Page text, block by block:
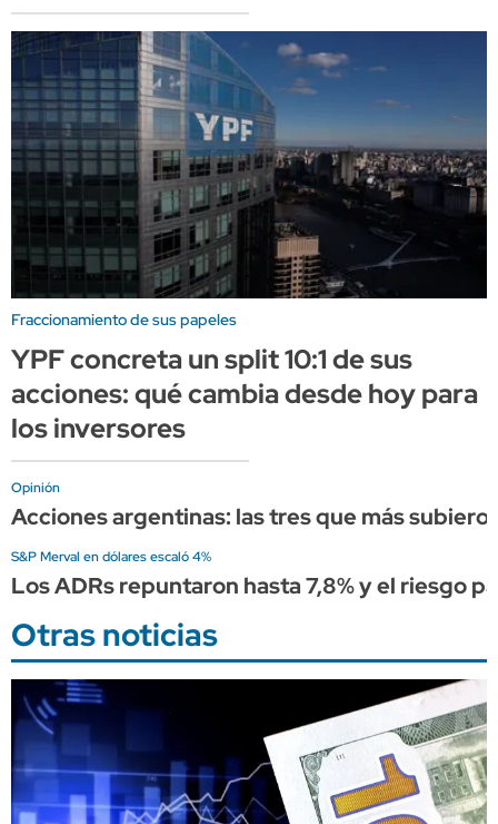
Fraccionamiento de sus papeles
YPF concreta un split 10:1 de sus
acciones: qué cambia desde hoy para
los inversores
Opinión
Acciones argentinas: las tres que más
S&P Merval en dólares escaló 4%
Los ADRs repuntaron hasta 7,8% y el riesgo
Otras noticias